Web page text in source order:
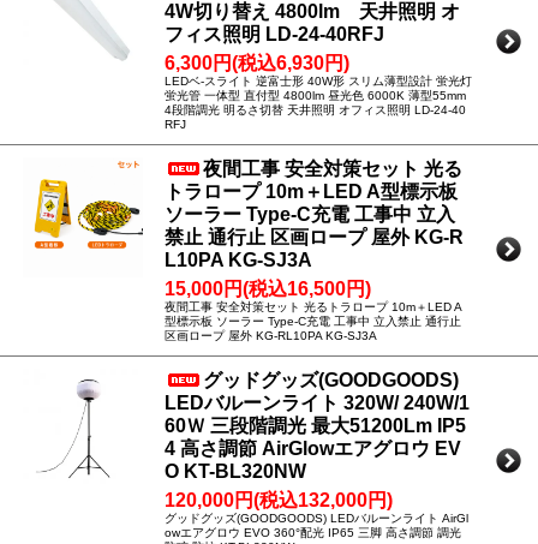
4W切り替え 4800lm 天井照明 オ
フィス照明 LD-24-40RFJ
6,300円(税込6,930円)
LEDベ-スライト 逆富士形 40W形 スリム薄型設計 蛍光灯
蛍光管 一体型 直付型 4800lm 昼光色 6000K 薄型55mm
4段階調光 明るさ切替 天井照明 オフィス照明 LD-24-40
RFJ
夜間工事 安全対策セット 光る
トラロープ 10m＋LED A型標示板
ソーラー Type-C充電 工事中 立入
禁止 通行止 区画ロープ 屋外 KG-R
L10PA KG-SJ3A
15,000円(税込16,500円)
夜間工事 安全対策セット 光るトラロープ 10m＋LED A
型標示板 ソーラー Type-C充電 工事中 立入禁止 通行止
区画ロープ 屋外 KG-RL10PA KG-SJ3A
グッドグッズ(GOODGOODS)
LEDバルーンライト 320W/ 240W/1
60Ｗ 三段階調光 最大51200Lm IP5
4 高さ調節 AirGlowエアグロウ EV
O KT-BL320NW
120,000円(税込132,000円)
グッドグッズ(GOODGOODS) LEDバルーンライト AirGl
owエアグロウ EVO 360°配光 IP65 三脚 高さ調節 調光